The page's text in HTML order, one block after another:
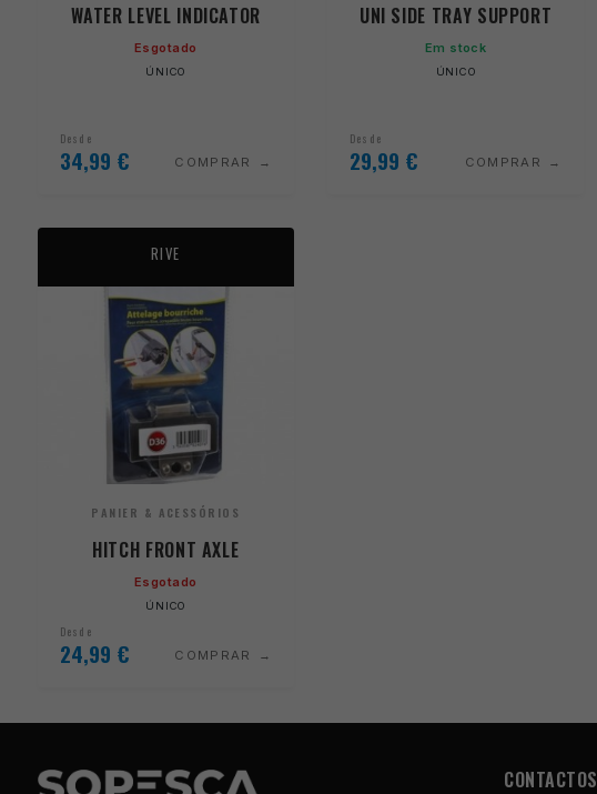
WATER LEVEL INDICATOR
Esgotado
ÚNICO
Desde
34,99 € COMPRAR
UNI SIDE TRAY SUPPORT
Em stock
ÚNICO
Desde
29,99 € COMPRAR
RIVE
PANIER & ACESSÓRIOS
HITCH FRONT AXLE
Esgotado
ÚNICO
Desde
24,99 € COMPRAR
CONTACTOS